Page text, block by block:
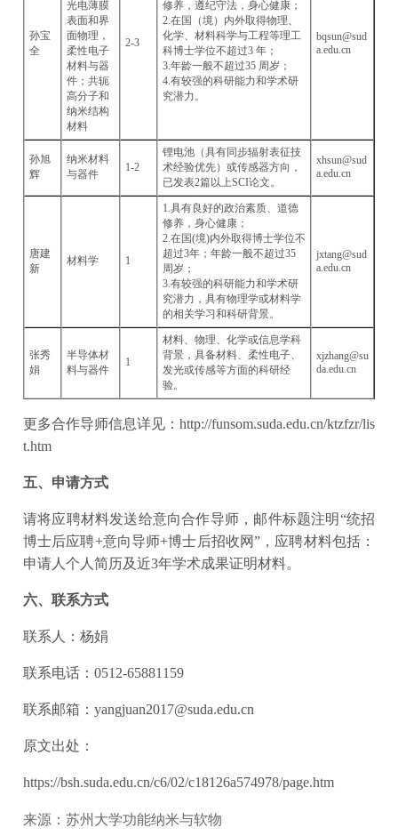
孙宝
全
光电薄膜
表面和界
面物理，
柔性电子
材料与器
件；共轭
高分子和
纳米结构
材料
2-3
修养，遵纪守法，身心健康；
2.在国（境）内外取得物理、
化学、材料科学与工程等理工
科博士学位不超过3 年；
3.年龄一般不超过35 周岁；
4.有较强的科研能力和学术研
究潜力。
bqsun@sud
a.edu.cn
孙旭
辉
纳米材料
与器件
1-2
锂电池（具有同步辐射表征技
术经验优先）或传感器方向，
已发表2篇以上SCI论文。
xhsun@sud
a.edu.cn
唐建
新
材料学 1
1.具有良好的政治素质、道德
修养，身心健康；
2.在国(境)内外取得博士学位不
超过3年；年龄一般不超过35
周岁；
3.有较强的科研能力和学术研
究潜力，具有物理学或材料学
的相关学习和科研背景。
jxtang@sud
a.edu.cn
张秀
娟
半导体材
料与器件
1
材料、物理、化学或信息学科
背景，具备材料、柔性电子、
发光或传感等方面的科研经
验。
xjzhang@su
da.edu.cn
更多合作导师信息详见： http://funsom.suda.edu.cn/ktzfzr/lis
t.htm
五、申请方式
请将应聘材料发送给意向合作导师，邮件标题注明“统招
博士后应聘+意向导师+博士后招收网”，应聘材料包括：
申请人个人简历及近3年学术成果证明材料。
六、联系方式
联系人：杨娟
联系电话：0512-65881159
联系邮箱：yangjuan2017@suda.edu.cn
原文出处：
https://bsh.suda.edu.cn/c6/02/c18126a574978/page.htm
来源：苏州大学功能纳米与软物